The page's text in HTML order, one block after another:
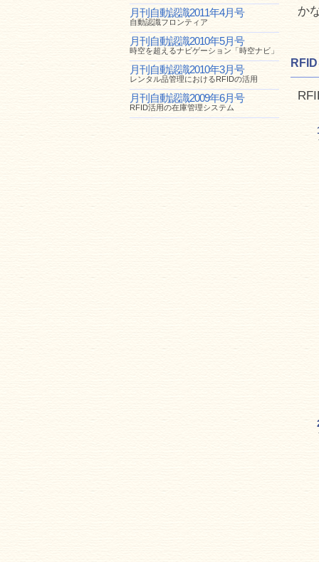
月刊自動認識2011年4月号
自動認識フロンティア
月刊自動認識2010年5月号
時空を超えるナビゲーション「時空ナビ」
月刊自動認識2010年3月号
レンタル品管理におけるRFIDの活用
月刊自動認識2009年6月号
RFID活用の在庫管理システム
か